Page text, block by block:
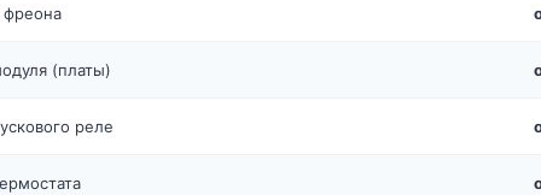
фреона
(платы)
реле